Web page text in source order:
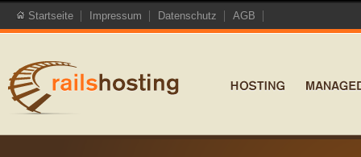
Startseite Impressum Datenschutz AGB